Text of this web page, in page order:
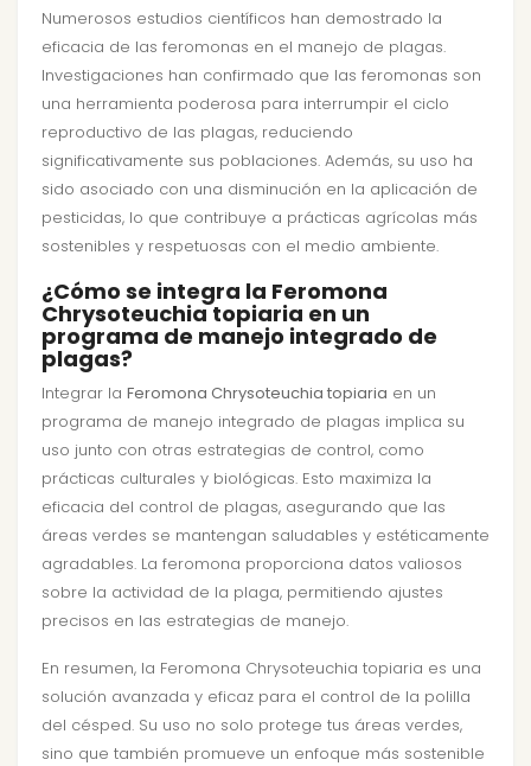
Numerosos estudios científicos han demostrado la
eficacia de las feromonas en el manejo de plagas.
Investigaciones han confirmado que las feromonas son
una herramienta poderosa para interrumpir el ciclo
reproductivo de las plagas, reduciendo
significativamente sus poblaciones. Además, su uso ha
sido asociado con una disminución en la aplicación de
pesticidas, lo que contribuye a prácticas agrícolas más
sostenibles y respetuosas con el medio ambiente.
¿Cómo se integra la Feromona
Chrysoteuchia topiaria en un
programa de manejo integrado de
plagas?
Integrar la Feromona Chrysoteuchia topiaria en un
programa de manejo integrado de plagas implica su
uso junto con otras estrategias de control, como
prácticas culturales y biológicas. Esto maximiza la
eficacia del control de plagas, asegurando que las
áreas verdes se mantengan saludables y estéticamente
agradables. La feromona proporciona datos valiosos
sobre la actividad de la plaga, permitiendo ajustes
precisos en las estrategias de manejo.
En resumen, la Feromona Chrysoteuchia topiaria es una
solución avanzada y eficaz para el control de la polilla
del césped. Su uso no solo protege tus áreas verdes,
sino que también promueve un enfoque más sostenible